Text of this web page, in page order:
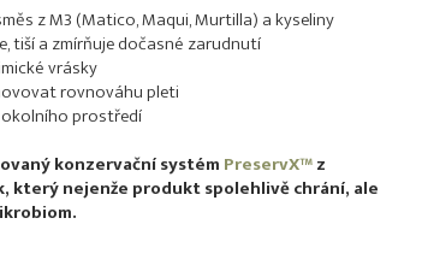
z M3 (Matico, Maqui, Murtilla) a kyseliny
tiší a zmírňuje dočasné zarudnutí
vrásky
rovnováhu pleti
prostředí
konzervační systém PreservX™z
nejenže produkt spolehlivě chrání, ale